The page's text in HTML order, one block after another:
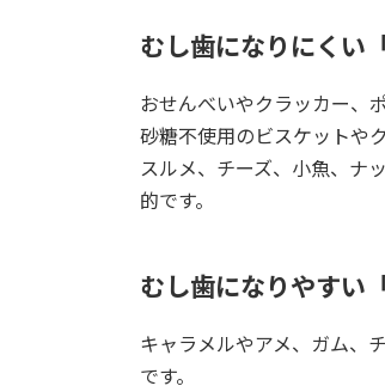
むし歯になりにくい
おせんべいやクラッカー、
砂糖不使用のビスケットや
スルメ、チーズ、小魚、ナ
的です。
むし歯になりやすい
キャラメルやアメ、ガム、
です。